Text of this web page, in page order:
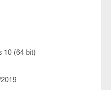
10 (64 bit)